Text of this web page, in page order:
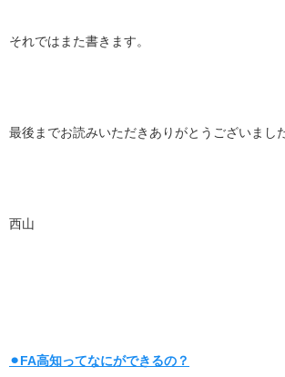
それではまた書きます。
最後までお読みいただきありがとうございました
西山
⚫︎FA高知ってなにができるの？